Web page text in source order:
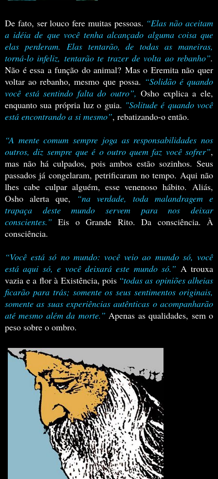
De fato, ser louco fere muitas pessoas. “Elas não aceitam
a idéia de que você tenha alcançado alguma coisa que
elas perderam. Elas tentarão, de todas as maneiras,
torná-lo infeliz, tentarão te trazer de volta ao rebanho”.
Não é essa a função do animal? Mas o Eremita não quer
voltar ao rebanho, mesmo que possa. “Solidão é quando
você está sentindo falta do outro”,Osho explica a ele,
enquanto sua própria luz o guia. "Solitude é quando você
está encontrando a si mesmo”, rebatizando-o então.
“A mente comum sempre joga as responsabilidades nos
outros, diz sempre que é o outro quem faz você sofrer”,
mas não há culpados, pois ambos estão sozinhos. Seus
passados já congelaram, petrificaram no tempo. Aqui não
lhes cabe culpar alguém, esse venenoso hábito. Aliás,
Osho alerta que,
“na verdade, toda malandragem e
trapaça deste mundo servem para nos deixar
conscientes.” Eis o Grande Rito. Da consciência. À
consciência.
“Você está só no mundo: você veio ao mundo só, você
está aqui só, e você deixará este mundo só.” A trouxa
vazia e a flor à Existência, pois “todas as opiniões alheias
ficarão para trás; somente os seus sentimentos originais,
somente as suas experiências autênticas o acompanharão
até mesmo além da morte.” Apenas as qualidades, sem o
peso sobre o ombro.